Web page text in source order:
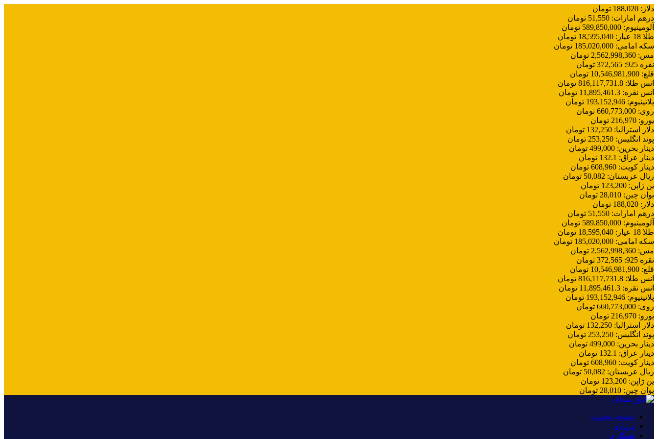
دلار :
188,020 تومان
درهم امارات:
51,550 تومان
آلومینیوم:
589,850,000 تومان
طلا 18 عیار
:
18,595,040 تومان
سکه امامی:
185,020,000 تومان
مس:
2,562,998,360 تومان
نقره 925
:
372,565 تومان
قلع:
10,546,981,900 تومان
انس طلا:
816,117,731.8 تومان
انس نقره:
11,895,461.3 تومان
پلاتینیوم:
193,152,946 تومان
روی:
660,773,000 تومان
یورو:
216,970 تومان
دلار استرالیا:
132,250 تومان
پوند انگلیس:
253,250 تومان
دینار بحرین:
499,000 تومان
دینار عراق:
132.1 تومان
دینار کویت:
608,960 تومان
ریال عربستان:
50,082 تومان
ین ژاپن:
123,200 تومان
یوان چین:
28,010 تومان
دلار :
188,020 تومان
درهم امارات:
51,550 تومان
آلومینیوم:
589,850,000 تومان
طلا 18 عیار
:
18,595,040 تومان
سکه امامی:
185,020,000 تومان
مس:
2,562,998,360 تومان
نقره 925
:
372,565 تومان
قلع:
10,546,981,900 تومان
انس طلا:
816,117,731.8 تومان
انس نقره:
11,895,461.3 تومان
پلاتینیوم:
193,152,946 تومان
روی:
660,773,000 تومان
یورو:
216,970 تومان
دلار استرالیا:
132,250 تومان
پوند انگلیس:
253,250 تومان
دینار بحرین:
499,000 تومان
دینار عراق:
132.1 تومان
دینار کویت:
608,960 تومان
ریال عربستان:
50,082 تومان
ین ژاپن:
123,200 تومان
یوان چین:
28,010 تومان
صفحه نخست
درباره
همکاری